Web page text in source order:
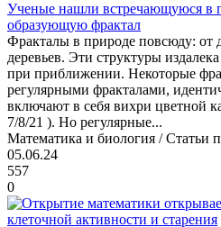
Ученые нашли встречающуюся в
образующую фрактал
Фракталы в природе повсюду: от
деревьев. Эти структуры
при приближении. Некоторые
регулярными фракталами,
включают в себя вихри цветной
7/8/21 ). Но регулярные...
Математика и биология / Статьи
05.06.24
557
0